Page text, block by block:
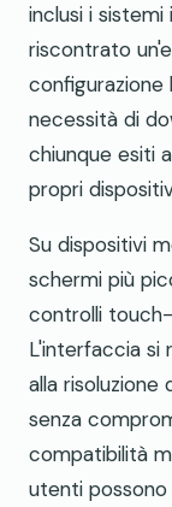
inclusi i sistemi
riscontrato
configurazione
necessità di
chiunque esiti
propri
Su dispositivi
schermi più
controlli
L'interfaccia si
alla risoluzione
senza
compatibilità
utenti